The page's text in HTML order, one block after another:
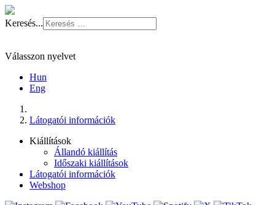
Keresés...
Válasszon nyelvet
Hun
Eng
Látogatói információk
Kiállítások
Állandó kiállítás
Időszaki kiállítások
Látogatói információk
Webshop